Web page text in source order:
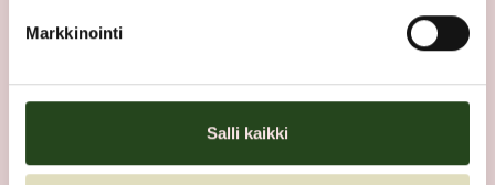
Markkinointi
Salli kaikki